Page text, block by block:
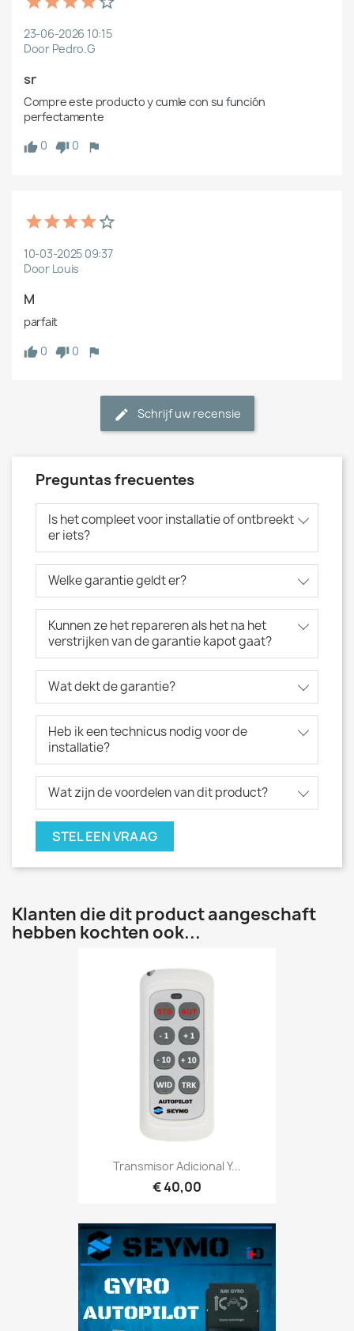
23-06-2026 10:15
Door Pedro.G
sr
Compre este producto y cumle con su función
perfectamente
0
0
10-03-2025 09:37
Door Louis
M
parfait
0
0
Schrijf uw recensie
Preguntas frecuentes
Is het compleet voor installatie of ontbreekt
er iets?
Welke garantie geldt er?
Kunnen ze het repareren als het na het
verstrijken van de garantie kapot gaat?
Wat dekt de garantie?
Heb ik een technicus nodig voor de
installatie?
Wat zijn de voordelen van dit product?
STEL EEN VRAAG
Klanten die dit product aangeschaft
hebben kochten ook...
Transmisor Adicional Y...
€ 40,00